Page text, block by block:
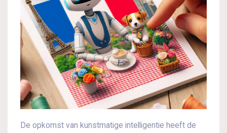
De opkomst van kunstmatige intelligentie heeft de